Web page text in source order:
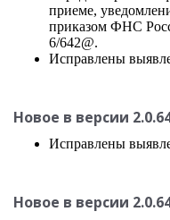
приеме,
приказом ФНС
6/642@.
Исправлены
Новое в версии
Исправлены
Новое в версии